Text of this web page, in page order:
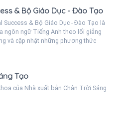
& Bộ Giáo Dục - Đào Tạo
Success & Bộ Giáo Dục - Đào Tạo là
ngôn ngữ Tiếng Anh theo lối giảng
và cập nhật những phương thức
Tạo
của Nhà xuất bản Chân Trời Sáng